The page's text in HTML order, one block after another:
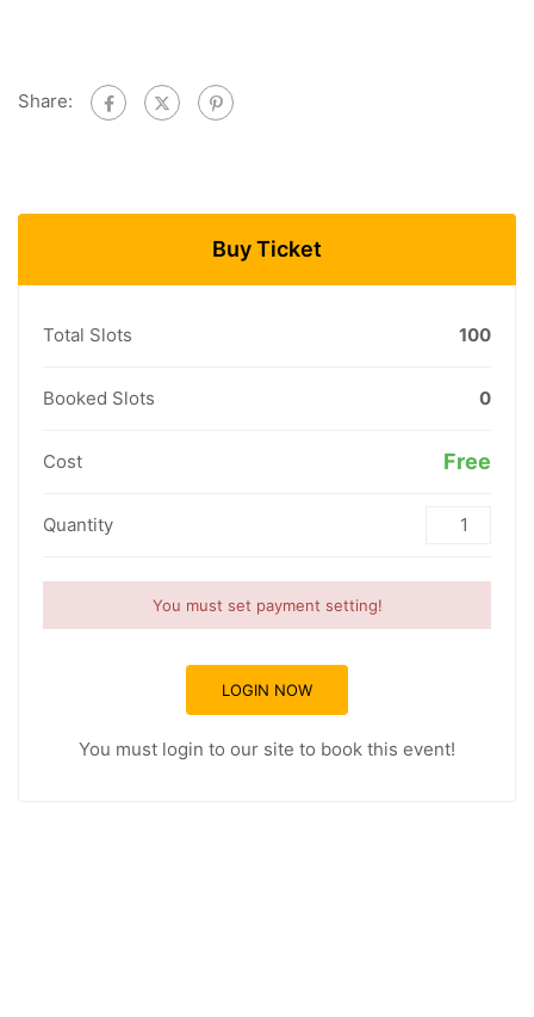
Share:
Buy Ticket
Total Slots 100
Booked Slots 0
Cost Free
Quantity
You must set payment setting!
LOGIN NOW
You must login to our site to book this event!